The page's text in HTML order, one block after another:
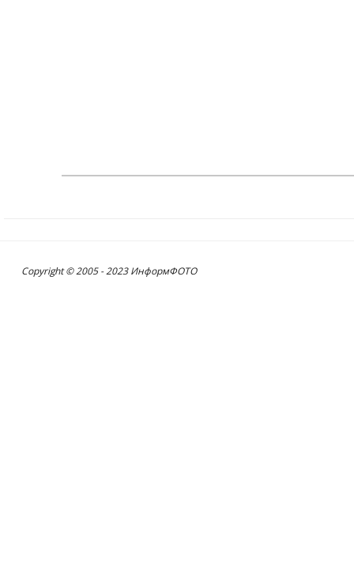
Copyright © 2005 - 2023 ИнформФОТО